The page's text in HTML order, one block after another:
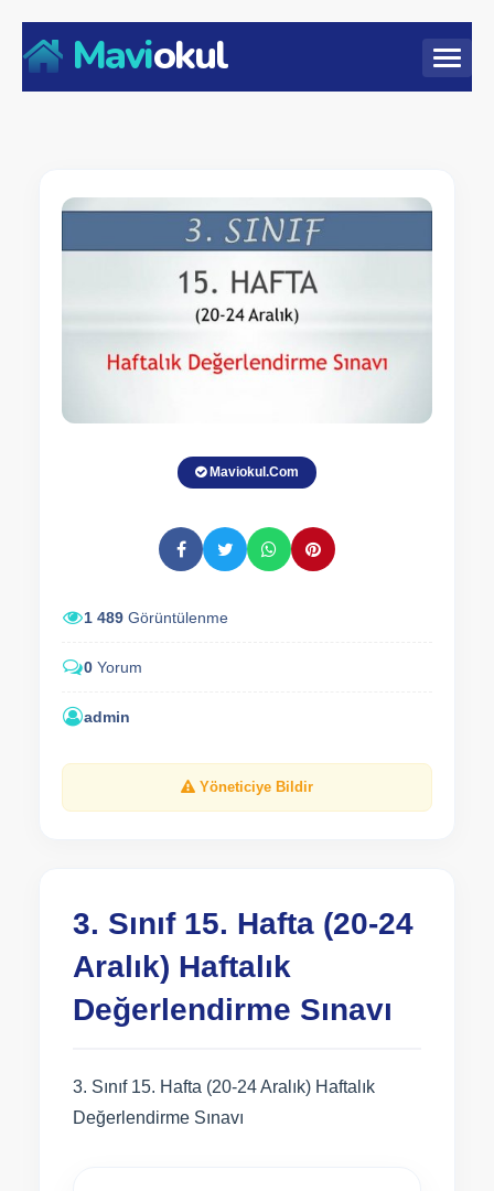
Maviokul
Maviokul.Com
1 489 Görüntülenme
0 Yorum
admin
Yöneticiye Bildir
3. Sınıf 15. Hafta (20-24
Aralık) Haftalık
Değerlendirme Sınavı
3. Sınıf 15. Hafta (20-24 Aralık) Haftalık
Değerlendirme Sınavı